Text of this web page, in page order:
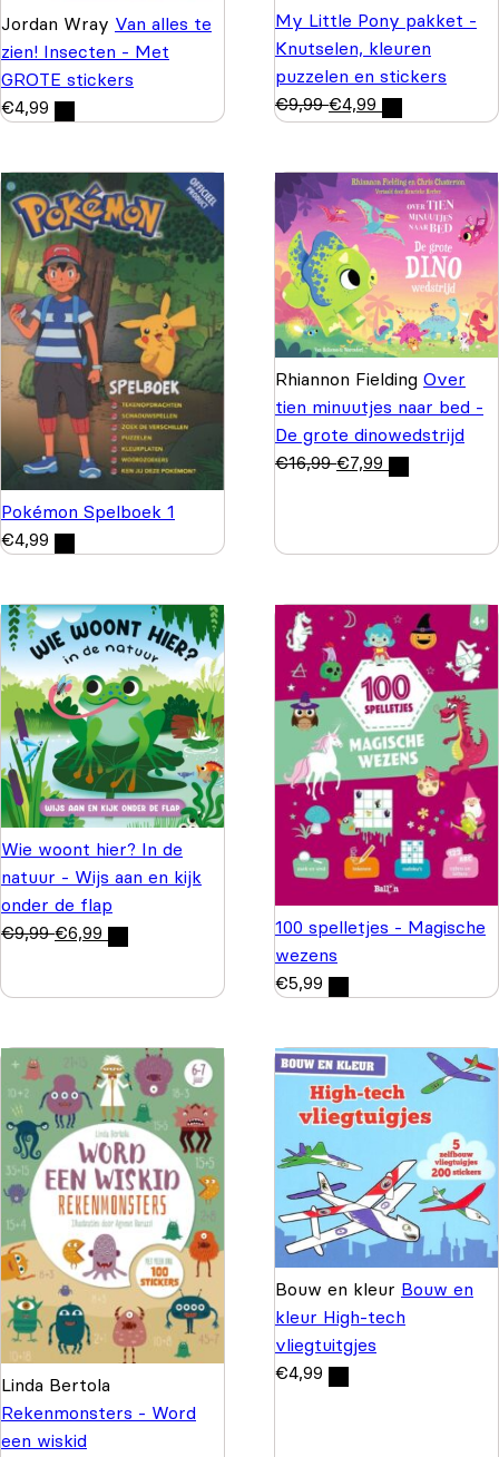
Jordan Wray Van alles te
zien! Insecten - Met
GROTE stickers
€4,99
My Little Pony pakket -
Knutselen, kleuren
puzzelen en stickers
€9,99 €4,99
Pokémon Spelboek 1
€4,99
Rhiannon Fielding Over
tien minuutjes naar bed -
De grote dinowedstrijd
€16,99 €7,99
Wie woont hier? In de
natuur - Wijs aan en kijk
onder de flap
€9,99 €6,99
100 spelletjes - Magische
wezens
€5,99
Linda Bertola
Rekenmonsters - Word
een wiskid
Bouw en kleur Bouw en
kleur High-tech
vliegtuitgjes
€4,99